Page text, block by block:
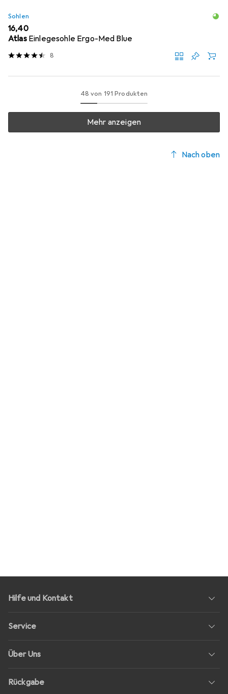
Sohlen
EUR
16,40
Atlas Einlegesohle Ergo-Med Blue
8
48 von 191 Produkten
Mehr anzeigen
Nach oben
Hilfe und Kontakt
Service
Über Uns
Rückgabe